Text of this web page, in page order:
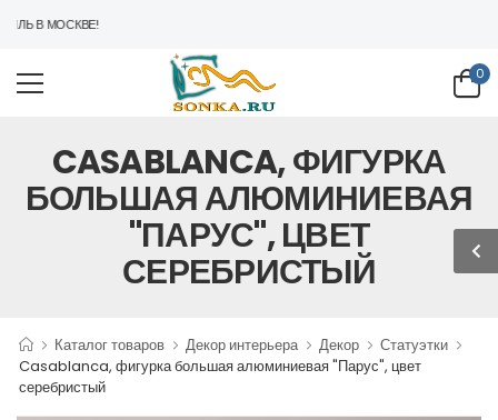
В МОСКВЕ!
0
CASABLANCA, ФИГУРКА
БОЛЬШАЯ АЛЮМИНИЕВАЯ
"ПАРУС", ЦВЕТ
СЕРЕБРИСТЫЙ
Каталог товаров Декор интерьера Декор
Статуэтки
Casablanca, фигурка большая алюминиевая "Парус", цвет
серебристый